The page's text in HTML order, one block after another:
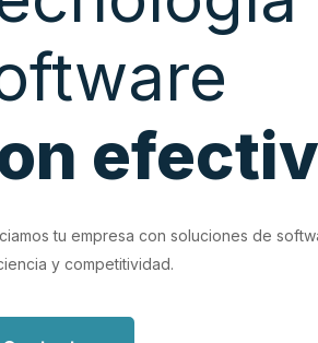
de software personalizadas que
trabajo.